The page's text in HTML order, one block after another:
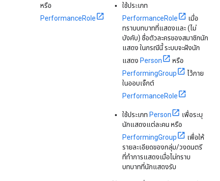
หรือ
PerformanceRole
ใช้ประเภท
PerformanceRole
เมื่อ
ทราบบทบาทที่แสดงและ (ไม่
บังคับ) ชื่อตัวละครของสมาชิกนัก
แสดง ในกรณีนี้ ระบบจะฝังนัก
แสดง Person
หรือ
PerformingGroup
ไว้ภาย
ในออบเจ็กต์
PerformanceRole
ใช้ประเภท Person
เพื่อระบุ
นักแสดงแต่ละคน หรือ
PerformingGroup
เพื่อให้
รายละเอียดของกลุ่ม/วงดนตรี
ที่ทำการแสดงเมื่อไม่ทราบ
บทบาทที่นักแสดงรับ